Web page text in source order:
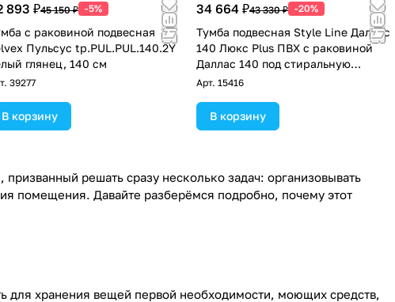
893 ₽45 150 ₽ -5%
с раковиной подвесная
Пульсус tp.PUL.PUL.140.2Y
глянец, 140 см
39277
В корзину
34 664 ₽43 330 ₽ -20%
Тумба подвесная Style Line Даллас
140 Люкс Plus ПВХ с раковиной
Даллас 140 под стиральную
машину, два ящика, левая, белая
Арт. 15416
В корзину
решать сразу несколько задач: организовывать
помещения. Давайте разберёмся подробно, почему этот
для хранения вещей первой необходимости, моющих средств,